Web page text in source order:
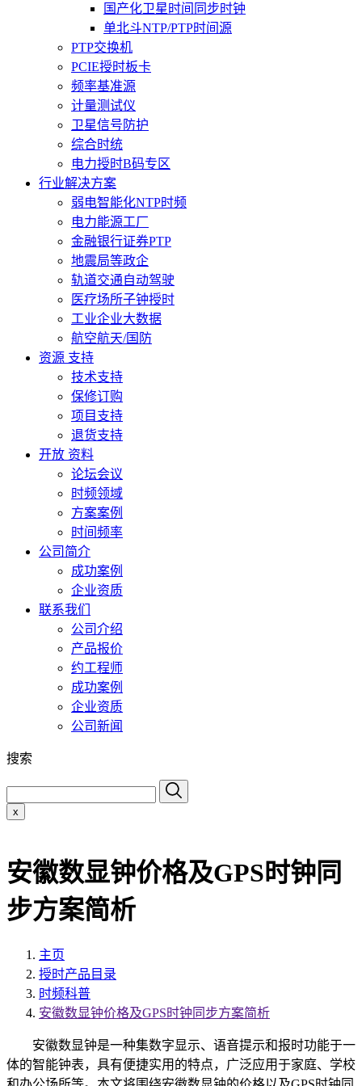
国产化卫星时间同步时钟
单北斗NTP/PTP时间源
PTP交换机
PCIE授时板卡
频率基准源
计量测试仪
卫星信号防护
综合时统
电力授时B码专区
行业解决方案
弱电智能化NTP时频
电力能源工厂
金融银行证券PTP
地震局等政企
轨道交通自动驾驶
医疗场所子钟授时
工业企业大数据
航空航天/国防
资源 支持
技术支持
保修订购
项目支持
退货支持
开放 资料
论坛会议
时频领域
方案案例
时间频率
公司简介
成功案例
企业资质
联系我们
公司介绍
产品报价
约工程师
成功案例
企业资质
公司新闻
搜索
x
安徽数显钟价格及GPS时钟同
步方案简析
主页
授时产品目录
时频科普
安徽数显钟价格及GPS时钟同步方案简析
安徽数显钟是一种集数字显示、语音提示和报时功能于一
体的智能钟表，具有便捷实用的特点，广泛应用于家庭、学校